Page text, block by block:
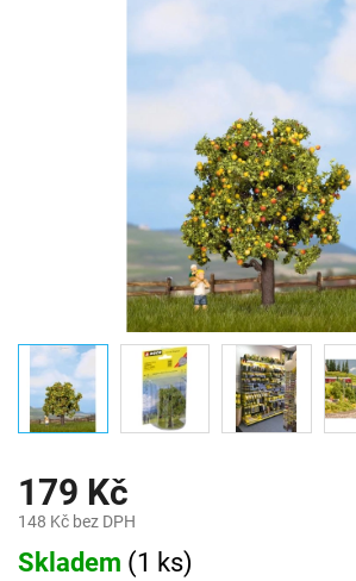
179 Kč
148 Kč bez DPH
Měrná
cena:
Skladem (1 ks)